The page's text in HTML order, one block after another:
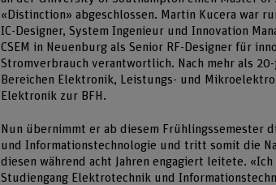
«Distinction» abgeschlossen. Martin Kucera war
IC-Designer, System Ingenieur und Innovation
CSEM in Neuenburg als Senior RF-Designer für
Stromverbrauch verantwortlich. Nach mehr als
Bereichen Elektronik, Leistungs- und
Elektronik zur BFH.
Nun übernimmt er ab diesem Frühlingssemester
und Informationstechnologie und tritt somit die
diesen während acht Jahren engagiert leitete.
Studiengang Elektrotechnik und